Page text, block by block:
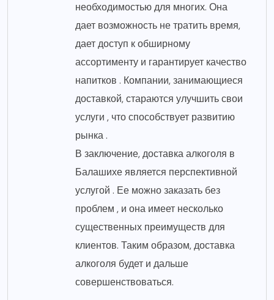
необходимостью для многих. Она
дает возможность не тратить время,
дает доступ к обширному
ассортименту и гарантирует качество
напитков . Компании, занимающиеся
доставкой, стараются улучшить свои
услуги , что способствует развитию
рынка .
В заключение, доставка алкоголя в
Балашихе является перспективной
услугой . Ее можно заказать без
проблем , и она имеет несколько
существенных преимуществ для
клиентов. Таким образом, доставка
алкоголя будет и дальше
совершенствоваться.